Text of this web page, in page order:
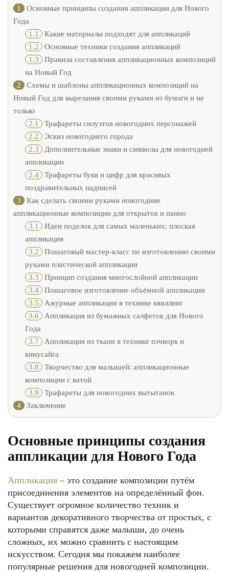
1
Основные принципы создания аппликации для Нового
Года
1.1 Какие материалы подходят для аппликаций
1.2 Основные техники создания аппликаций
1.3 Правила составления аппликационных композиций
на Новый Год
2
Схемы и шаблоны аппликационных композиций на
Новый Год для вырезания своими руками из бумаги и не
только
2.1 Трафареты силуэтов новогодних персонажей
2.2 Эскиз новогоднего города
2.3 Дополнительные знаки и символы для новогодней
аппликации
2.4 Трафареты букв и цифр для красивых
поздравительных надписей
3
Как сделать своими руками новогодние
аппликационные композиции для открыток и панно
3.1 Идеи поделок для самых маленьких: плоская
аппликация
3.2 Пошаговый мастер-класс по изготовлению своими
руками пластической аппликации
3.3 Принцип создания многослойной аппликации
3.4 Пошаговое изготовление объёмной аппликации
3.5 Ажурные аппликации в технике квиллинг
3.6 Аппликация из бумажных салфеток для Нового
Года
3.7 Аппликация из ткани в технике пэчворк и
кинусайга
3.8 Творчество для малышей: аппликационные
композиции с ватой
3.9 Трафареты для новогодних вытытанок
4
Заключение
Основные принципы создания
аппликации для Нового Года
Аппликация – это создание композиции путём
присоединения элементов на определённый фон.
Существует огромное количество техник и
вариантов декоративного творчества от простых, с
которыми справятся даже малыши, до очень
сложных, их можно сравнить с настоящим
искусством. Сегодня мы покажем наиболее
популярные решения для новогодней композиции.